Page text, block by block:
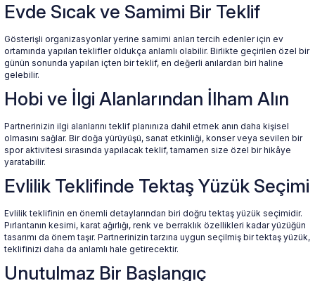
Evde Sıcak ve Samimi Bir Teklif
Gösterişli organizasyonlar yerine samimi anları tercih edenler için ev
ortamında yapılan teklifler oldukça anlamlı olabilir. Birlikte geçirilen özel bir
günün sonunda yapılan içten bir teklif, en değerli anılardan biri haline
gelebilir.
Hobi ve İlgi Alanlarından İlham Alın
Partnerinizin ilgi alanlarını teklif planınıza dahil etmek anın daha kişisel
olmasını sağlar. Bir doğa yürüyüşü, sanat etkinliği, konser veya sevilen bir
spor aktivitesi sırasında yapılacak teklif, tamamen size özel bir hikâye
yaratabilir.
Evlilik Teklifinde Tektaş Yüzük Seçimi
Evlilik teklifinin en önemli detaylarından biri doğru tektaş yüzük seçimidir.
Pırlantanın kesimi, karat ağırlığı, renk ve berraklık özellikleri kadar yüzüğün
tasarımı da önem taşır. Partnerinizin tarzına uygun seçilmiş bir tektaş yüzük,
teklifinizi daha da anlamlı hale getirecektir.
Unutulmaz Bir Başlangıç